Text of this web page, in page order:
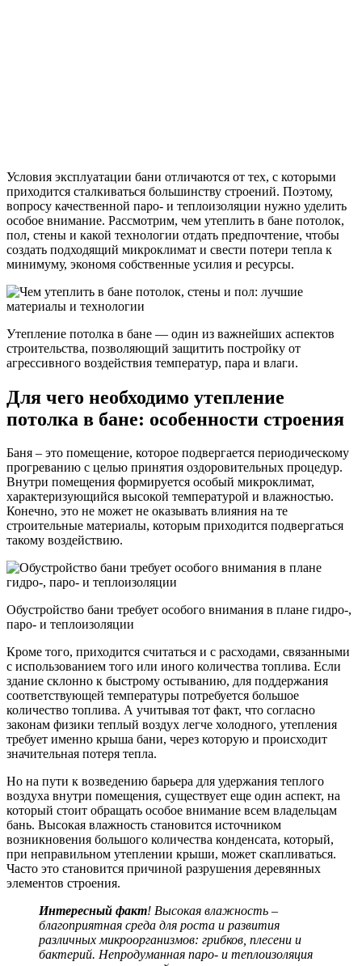
Условия эксплуатации бани отличаются от тех, с которыми
приходится сталкиваться большинству строений. Поэтому,
вопросу качественной паро- и теплоизоляции нужно уделить
особое внимание. Рассмотрим, чем утеплить в бане потолок,
пол, стены и какой технологии отдать предпочтение, чтобы
создать подходящий микроклимат и свести потери тепла к
минимуму, экономя собственные усилия и ресурсы.
Утепление потолка в бане — один из важнейших аспектов
строительства, позволяющий защитить постройку от
агрессивного воздействия температур, пара и влаги.
Для чего необходимо утепление
потолка в бане: особенности строения
Баня – это помещение, которое подвергается периодическому
прогреванию с целью принятия оздоровительных процедур.
Внутри помещения формируется особый микроклимат,
характеризующийся высокой температурой и влажностью.
Конечно, это не может не оказывать влияния на те
строительные материалы, которым приходится подвергаться
такому воздействию.
Обустройство бани требует особого внимания в плане гидро-,
паро- и теплоизоляции
Кроме того, приходится считаться и с расходами, связанными
с использованием того или иного количества топлива. Если
здание склонно к быстрому остыванию, для поддержания
соответствующей температуры потребуется большое
количество топлива. А учитывая тот факт, что согласно
законам физики теплый воздух легче холодного, утепления
требует именно крыша бани, через которую и происходит
значительная потеря тепла.
Но на пути к возведению барьера для удержания теплого
воздуха внутри помещения, существует еще один аспект, на
который стоит обращать особое внимание всем владельцам
бань. Высокая влажность становится источником
возникновения большого количества конденсата, который,
при неправильном утеплении крыши, может скапливаться.
Часто это становится причиной разрушения деревянных
элементов строения.
Интересный факт! Высокая влажность –
благоприятная среда для роста и развития
различных микроорганизмов: грибков, плесени и
бактерий. Непродуманная паро- и теплоизоляция